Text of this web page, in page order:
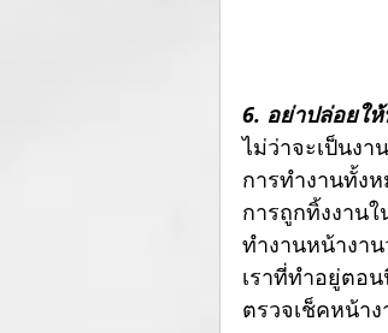
6. อย่าปล่อยใ
ไม่ว่าจะเป็นงา
การทำงานทั้ง
การถูกทิ้งงาน
ทำงานหน้างา
เราที่ทำอยู่ตอ
ตรวจเช็คหน้า